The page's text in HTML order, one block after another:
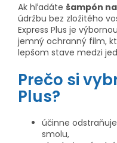
Ak hľadáte šampón
údržbu bez zložitého
Express Plus je
jemný ochranný film,
lepšom stave medzi
Prečo si
Plus?
účinne
smolu,